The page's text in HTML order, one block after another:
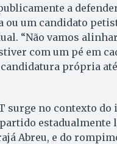
a
ou um candidato
“Não vamos
com um pé em
própria
surge no contexto do
partido estadualmente
Abreu, e do